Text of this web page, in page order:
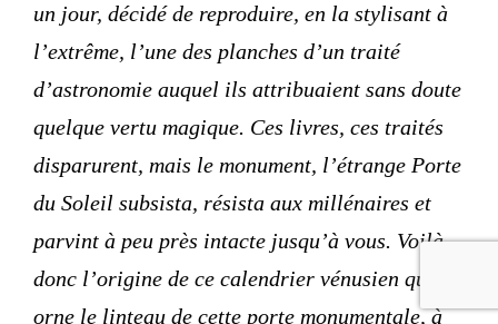
un jour, décidé de reproduire, en la stylisant à
l’extrême, l’une des planches d’un traité
d’astronomie auquel ils attribuaient sans doute
quelque vertu magique. Ces livres, ces traités
disparurent, mais le monument, l’étrange Porte
du Soleil subsista, résista aux millénaires et
parvint à peu près intacte jusqu’à vous. Voilà
donc l’origine de ce calendrier vénusien qui
orne le linteau de cette porte monumentale, à